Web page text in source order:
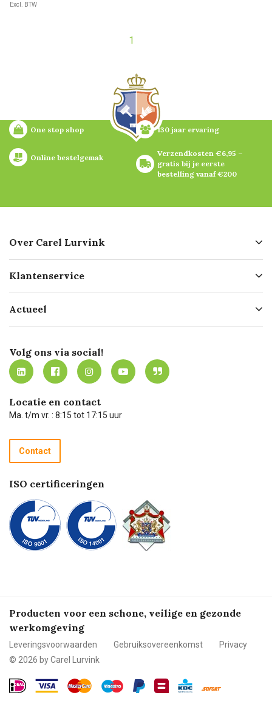
Excl. BTW
1
One stop shop 130 jaar ervaring
Online bestelgemak
Verzendkosten €6,95 –
gratis bij je eerste
bestelling vanaf €200
Over Carel Lurvink
Geschiedenis
Missie
Werken bij Carel Lurvink
MVO
Klantenservice
Bezorgen
Mijn Carel Lurvink
Mijn Carel Lurvink instructievideo's
Carel Lurvink App
Hulp op afstand
Technische dienst
Recycle programma
Betalen
Actueel
Innovation LAB
Tevreden klanten
Carel Lurvink Blog
Carel de podcast
Volg ons via social!
Locatie en contact
Ma. t/m vr. : 8:15 tot 17:15 uur
Contact
ISO certificeringen
Producten voor een schone, veilige en gezonde
werkomgeving
Leveringsvoorwaarden Gebruiksovereenkomst
Privacy
© 2026 by Carel Lurvink